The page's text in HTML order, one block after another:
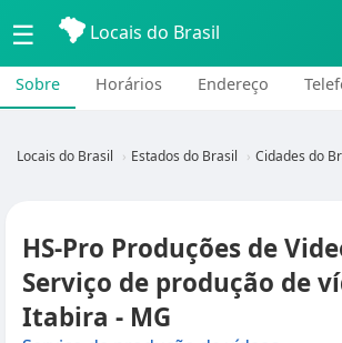
☰ Locais do Brasil
Sobre Horários Endereço
Locais do Brasil Estados do Brasil Cidades do
HS-Pro Produções de
Serviço de produção de
Itabira - MG